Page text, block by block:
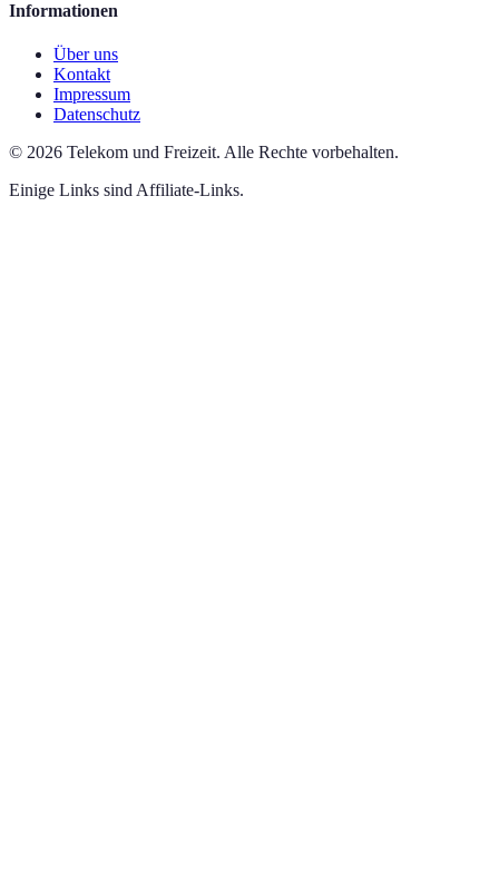
Informationen
Über uns
Kontakt
Impressum
Datenschutz
© 2026 Telekom und Freizeit. Alle Rechte vorbehalten.
Einige Links sind Affiliate-Links.